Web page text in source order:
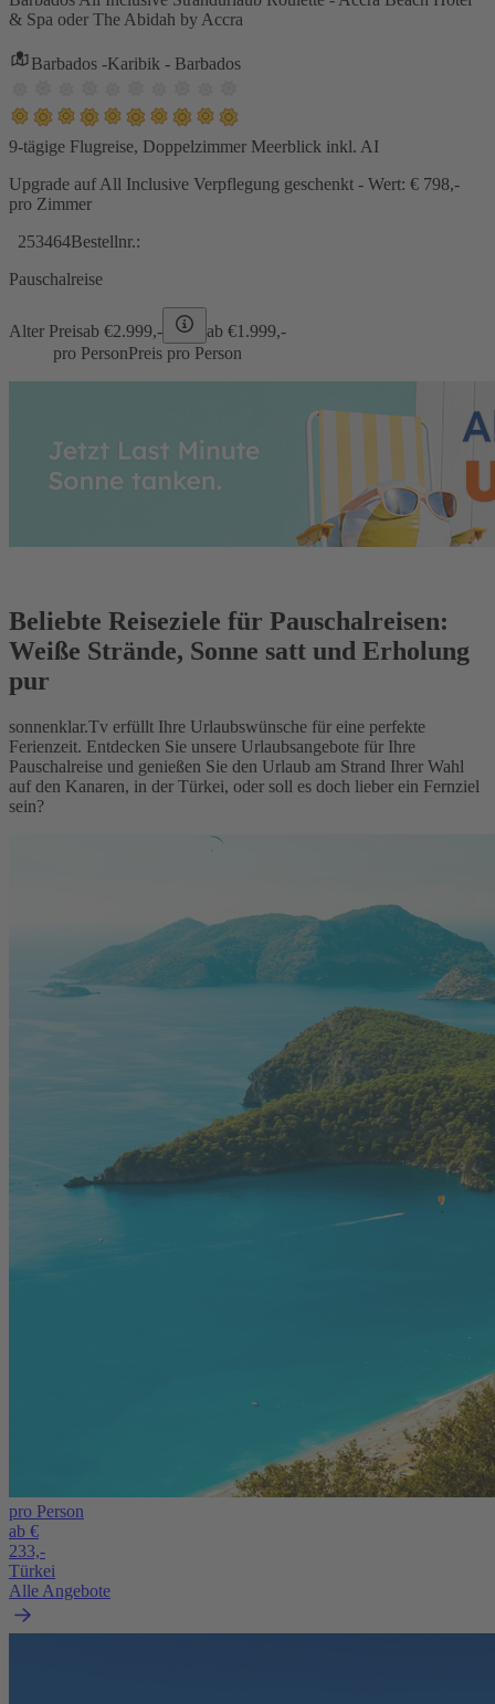
& Spa oder The Abidah by Accra
Barbados -Karibik - Barbados
9-tägige Flugreise, Doppelzimmer Meerblick inkl. AI
Upgrade auf All Inclusive Verpflegung geschenkt - Wert: € 798,-
pro Zimmer
253464Bestellnr.:
Pauschalreise
Alter Preisab €2.999,- ab €1.999,-
pro PersonPreis pro Person
Beliebte Reiseziele für Pauschalreisen:
Weiße Strände, Sonne satt und Erholung
pur
sonnenklar.Tv erfüllt Ihre Urlaubswünsche für eine perfekte
Ferienzeit. Entdecken Sie unsere Urlaubsangebote für Ihre
Pauschalreise und genießen Sie den Urlaub am Strand Ihrer Wahl
auf den Kanaren, in der Türkei, oder soll es doch lieber ein Fernziel
sein?
pro Person
ab €
233,-
Türkei
Alle Angebote